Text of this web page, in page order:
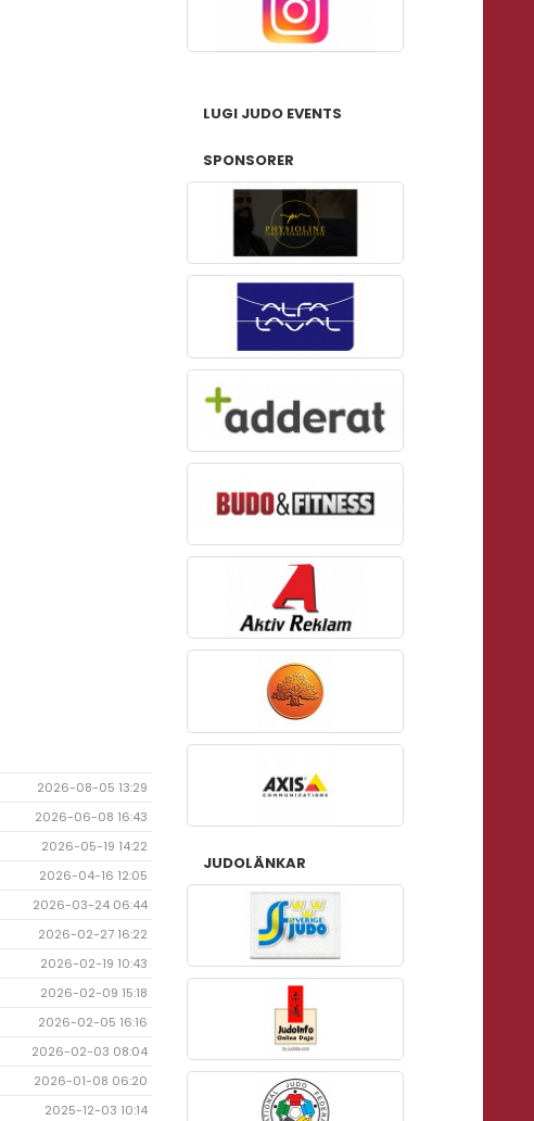
2026-08-05 13:29
2026-06-08 16:43
2026-05-19 14:22
2026-04-16 12:05
2026-03-24 06:44
2026-02-27 16:22
2026-02-19 10:43
2026-02-09 15:18
2026-02-05 16:16
2026-02-03 08:04
2026-01-08 06:20
2025-12-03 10:14
LUGI JUDO EVENTS
SPONSORER
JUDOLÄNKAR